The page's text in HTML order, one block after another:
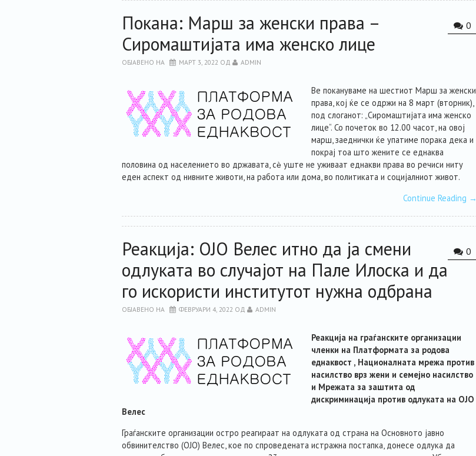
0
Покана: Марш за женски права –
Сиромаштијата има женско лице
ОБЈАВЕНО НА МАРТ 3, 2022 ОД ADMIN
Ве покануваме на шестиот Марш за женски
права, кој ќе се одржи на 8 март (вторник),
под слоганот: „Сиромаштијата има женско
лице“. Со почеток во 12.00 часот, на овој
марш, заеднички ќе упатиме порака дека и
покрај тоа што жените се еднаква
половина од населението во државата, сѐ уште не уживаат еднакви права во речиси ниту
еден аспект од нивните животи, на работа или дома, во политиката и социјалниот живот.
Continue Reading →
0
Реакција: ОЈО Велес итно да ја смени
одлуката во случајот на Пале Илоска и да
го искористи институтот нужна одбрана
ОБЈАВЕНО НА ФЕВРУАРИ 4, 2022 ОД ADMIN
Реакција на граѓанските организации
членки на Платформата за родова
еднаквост , Националната мрежа против
насилство врз жени и семејно насилство
и Мрежата за заштита од
дискриминација против одлуката на ОЈО
Велес
Граѓанските организации остро реагираат на одлуката од страна на Основното јавно
обвинителство (ОЈО) Велес, кое по спроведената истражна постапка, донесе одлука да